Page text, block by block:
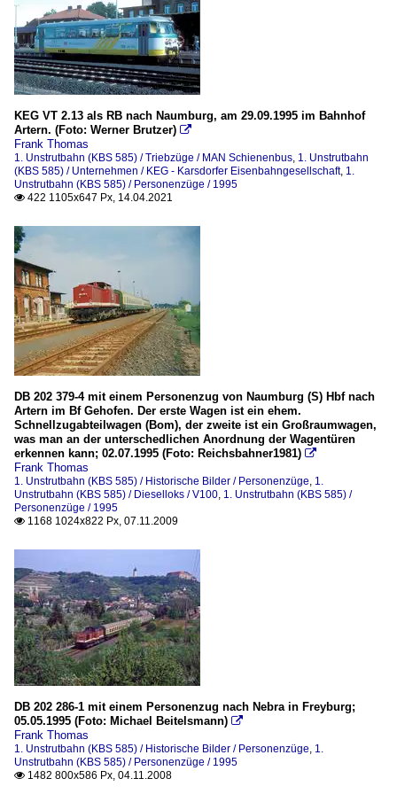
KEG VT 2.13 als RB nach Naumburg, am 29.09.1995 im Bahnhof
Artern. (Foto: Werner Brutzer) 
Frank Thomas
1. Unstrutbahn (KBS 585) / Triebzüge / MAN Schienenbus, 1. Unstrutbahn
(KBS 585) / Unternehmen / KEG - Karsdorfer Eisenbahngesellschaft, 1.
Unstrutbahn (KBS 585) / Personenzüge / 1995
 422 1105x647 Px, 14.04.2021
DB 202 379-4 mit einem Personenzug von Naumburg (S) Hbf nach
Artern im Bf Gehofen. Der erste Wagen ist ein ehem.
Schnellzugabteilwagen (Bom), der zweite ist ein Großraumwagen,
was man an der unterschedlichen Anordnung der Wagentüren
erkennen kann; 02.07.1995 (Foto: Reichsbahner1981) 
Frank Thomas
1. Unstrutbahn (KBS 585) / Historische Bilder / Personenzüge, 1.
Unstrutbahn (KBS 585) / Dieselloks / V100, 1. Unstrutbahn (KBS 585) /
Personenzüge / 1995
 1168 1024x822 Px, 07.11.2009
DB 202 286-1 mit einem Personenzug nach Nebra in Freyburg;
05.05.1995 (Foto: Michael Beitelsmann) 
Frank Thomas
1. Unstrutbahn (KBS 585) / Historische Bilder / Personenzüge, 1.
Unstrutbahn (KBS 585) / Personenzüge / 1995
 1482 800x586 Px, 04.11.2008